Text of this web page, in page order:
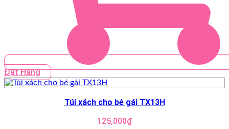
Đặt Hàng
Túi xách cho bé gái TX13H
125,000₫